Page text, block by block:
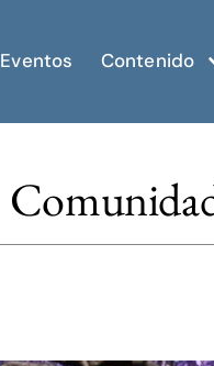
Eventos Contenido